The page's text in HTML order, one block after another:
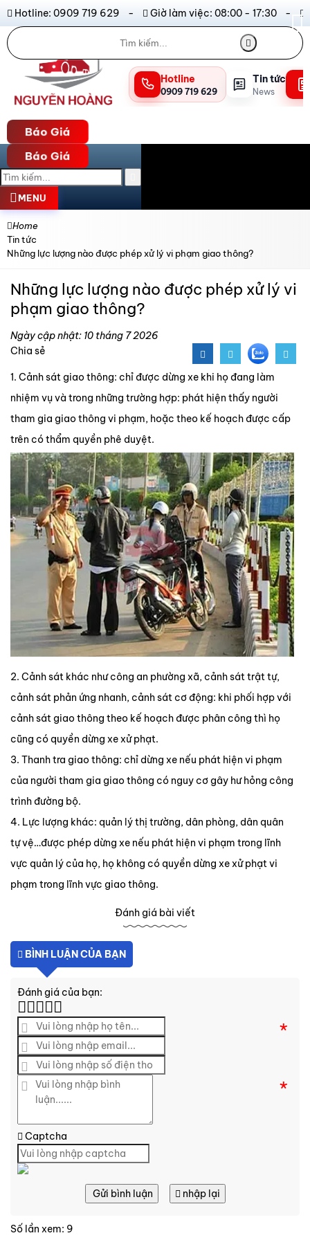
Hotline: 0909 719 629 - Giờ làm việc: 08:00 - 17:30 -
Báo Giá
Hotline
0909 719 629
Tin tức
News
Báo Giá
MENU
Home
Tin tức
Những lực lượng nào được phép xử lý vi phạm giao thông?
Những lực lượng nào được phép xử lý vi
phạm giao thông?
Ngày cập nhật: 10 tháng 7 2026
Chia sẻ
1. Cảnh sát giao thông: chỉ được dừng xe khi họ đang làm
nhiệm vụ và trong những trường hợp: phát hiện thấy người
tham gia giao thông vi phạm, hoặc theo kế hoạch được cấp
trên có thẩm quyền phê duyệt.
2. Cảnh sát khác như công an phường xã, cảnh sát trật tự,
cảnh sát phản ứng nhanh, cảnh sát cơ động: khi phối hợp với
cảnh sát giao thông theo kế hoạch được phân công thì họ
cũng có quyền dừng xe xử phạt.
3. Thanh tra giao thông: chỉ dừng xe nếu phát hiện vi phạm
của người tham gia giao thông có nguy cơ gây hư hỏng công
trình đường bộ.
4. Lực lượng khác: quản lý thị trường, dân phòng, dân quân
tự vệ…được phép dừng xe nếu phát hiện vi phạm trong lĩnh
vực quản lý của họ, họ không có quyền dừng xe xử phạt vi
phạm trong lĩnh vực giao thông.
Đánh giá bài viết
BÌNH LUẬN CỦA BẠN
Đánh giá của bạn:
*
*
Captcha
Gửi bình luận nhập lại
Số lần xem: 9